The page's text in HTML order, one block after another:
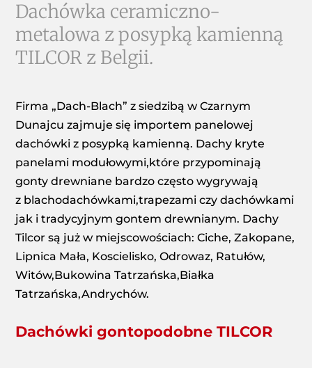
Dachówka ceramiczno-
metalowa z posypką kamienną
TILCOR z Belgii.
Firma „Dach-Blach” z siedzibą w Czarnym
Dunajcu zajmuje się importem panelowej
dachówki z posypką kamienną. Dachy kryte
panelami modułowymi,które przypominają
gonty drewniane bardzo często wygrywają
z blachodachówkami,trapezami czy dachówkami
jak i tradycyjnym gontem drewnianym. Dachy
Tilcor są już w miejscowościach: Ciche, Zakopane,
Lipnica Mała, Koscielisko, Odrowaz, Ratułów,
Witów,Bukowina Tatrzańska,Białka
Tatrzańska,Andrychów.
Dachówki gontopodobne TILCOR